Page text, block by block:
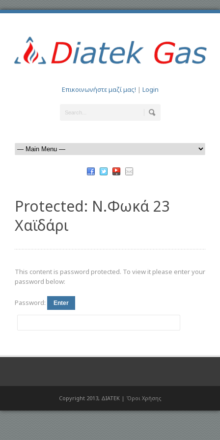
Επικοινωνήστε μαζί μας! | Login
Protected: Ν.Φωκά 23
Χαϊδάρι
This content is password protected. To view it please enter your
password below:
Password:
Copyright 2013, ΔΙΑΤΕΚ | Όροι Χρήσης